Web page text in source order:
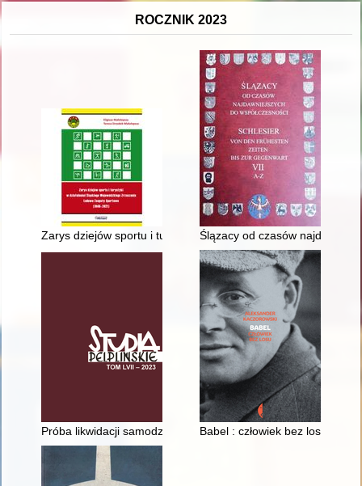
ROCZNIK 2023
Zarys dziejów sportu i turystyki w działalności Śląskiego
Ślązacy od czasów
Próba likwidacji samodzielnej placówki duszpasterskiej w
Babel : człowiek bez losu